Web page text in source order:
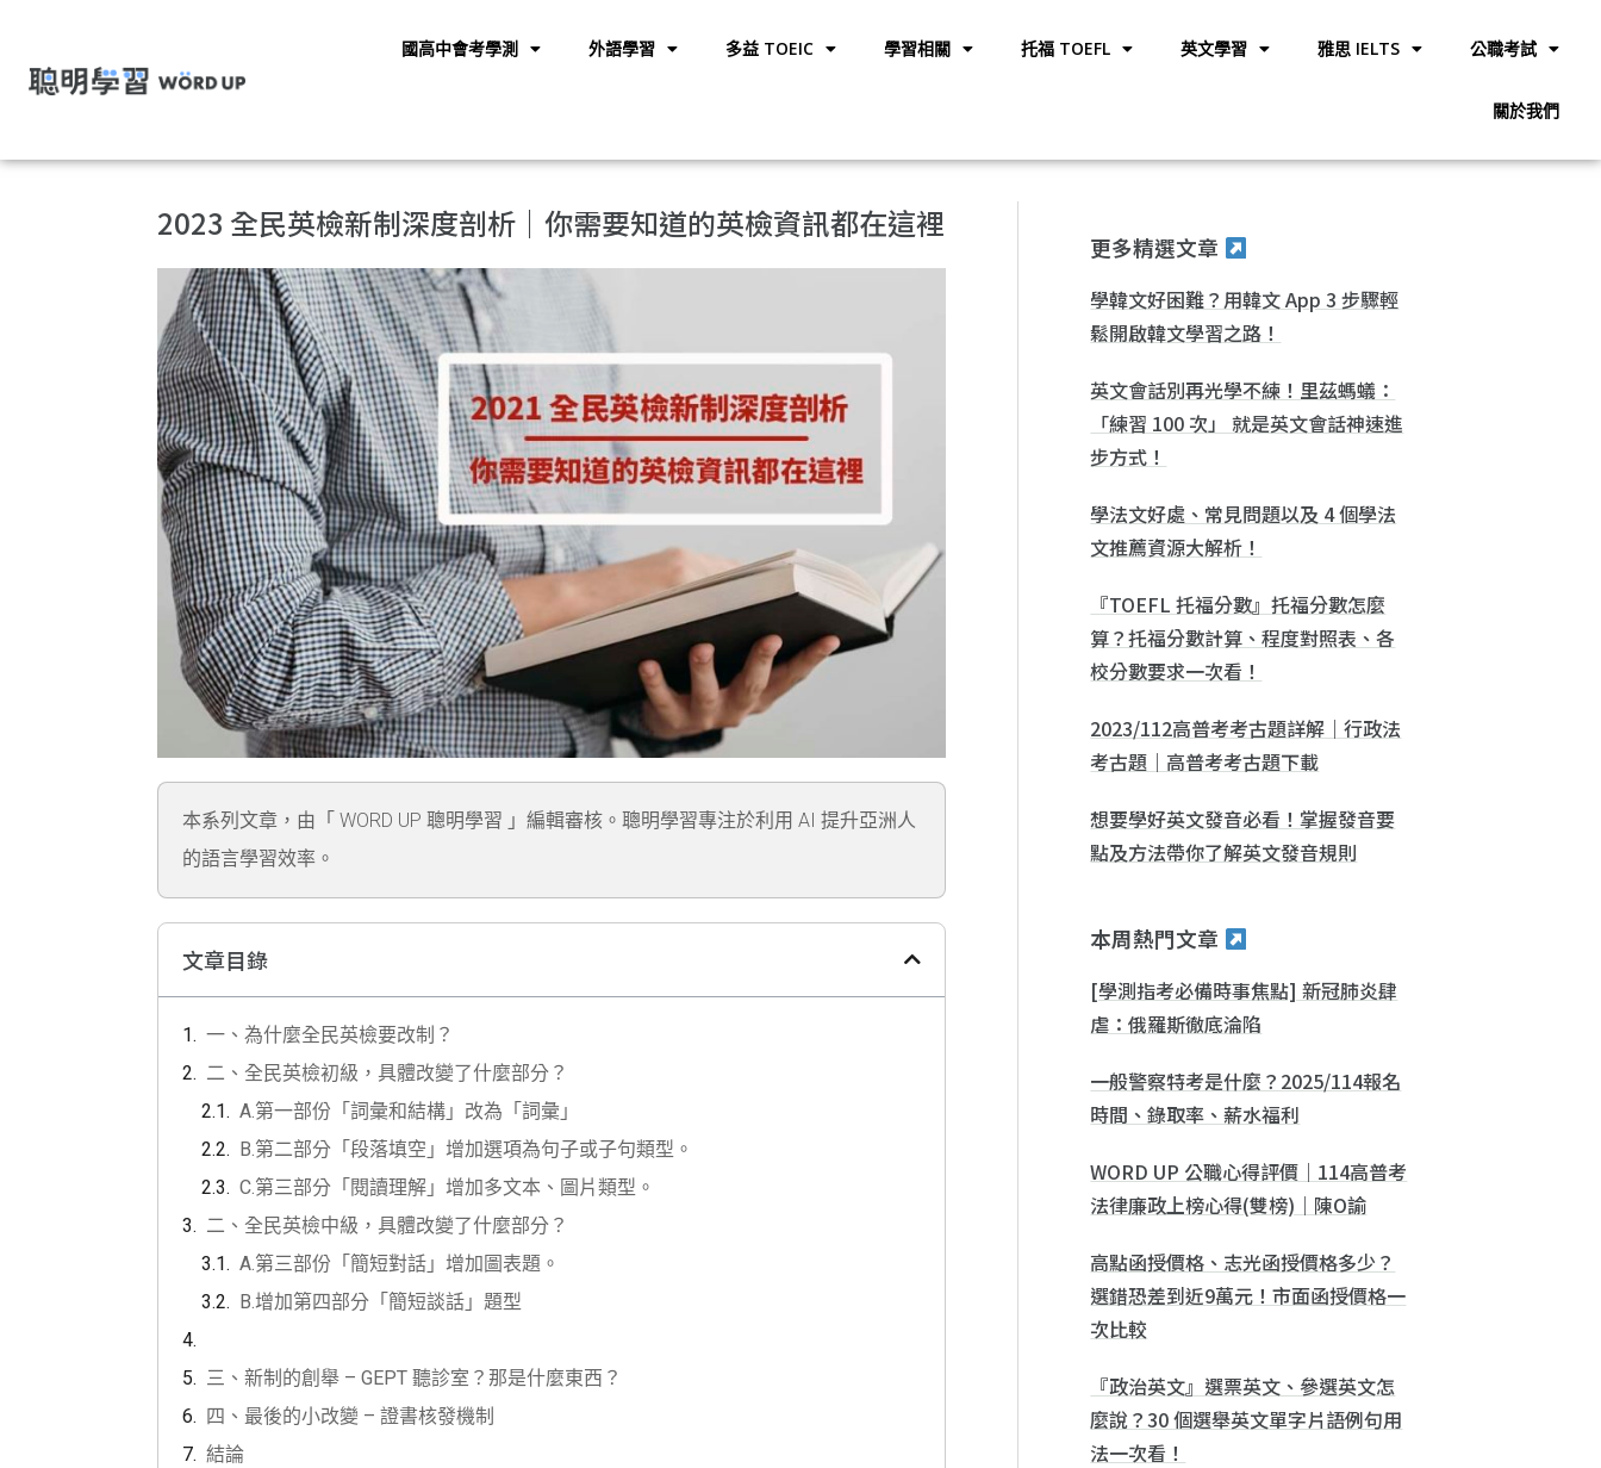
國高中會考學測 外語學習 多益 TOEIC 學習相關 托福 TOEFL 英文學習 雅思 IELTS 公職考試
關於我們
2023 全民英檢新制深度剖析｜你需要知道的英檢資訊都在這裡
本系列文章，由「 WORD UP 聰明學習 」編輯審核。聰明學習專注於利用 AI 提升亞洲人
的語言學習效率。
文章目錄
一、為什麼全民英檢要改制？
二、全民英檢初級，具體改變了什麼部分？
A.第一部份「詞彙和結構」改為「詞彙」
B.第二部分「段落填空」增加選項為句子或子句類型。
C.第三部分「閱讀理解」增加多文本、圖片類型。
二、全民英檢中級，具體改變了什麼部分？
A.第三部份「簡短對話」增加圖表題。
B.增加第四部分「簡短談話」題型
三、新制的創舉 – GEPT 聽診室？那是什麼東西？
四、最後的小改變 – 證書核發機制
結論
更多精選文章
學韓文好困難？用韓文 App 3 步驟輕
鬆開啟韓文學習之路！
英文會話別再光學不練！里茲螞蟻：
「練習 100 次」 就是英文會話神速進
步方式！
學法文好處、常見問題以及 4 個學法
文推薦資源大解析！
『TOEFL 托福分數』托福分數怎麼
算？托福分數計算、程度對照表、各
校分數要求一次看！
2023/112高普考考古題詳解｜行政法
考古題｜高普考考古題下載
想要學好英文發音必看！掌握發音要
點及方法帶你了解英文發音規則
本周熱門文章
[學測指考必備時事焦點] 新冠肺炎肆
虐：俄羅斯徹底淪陷
一般警察特考是什麼？2025/114報名
時間、錄取率、薪水福利
WORD UP 公職心得評價｜114高普考
法律廉政上榜心得(雙榜)｜陳O諭
高點函授價格、志光函授價格多少？
選錯恐差到近9萬元！市面函授價格一
次比較
『政治英文』選票英文、參選英文怎
麼說？30 個選舉英文單字片語例句用
法一次看！